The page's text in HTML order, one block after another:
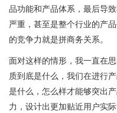
品功能和产品体系，最后导
严重，甚至是整个行业的产
的竞争力就是拼商务关系。
面对这样的情形，我一直在
质到底是什么，我们在进行
是什么，怎么样才能够突出
力，设计出更加贴近用户实